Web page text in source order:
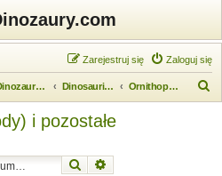
Zaloguj się
Zarejestruj się
Dinozaurologia Dinosauria (dinozaury) Ornithopoda (ornitopody) i pozostałe ptasiomiedniczne
i pozostałe
Szukaj